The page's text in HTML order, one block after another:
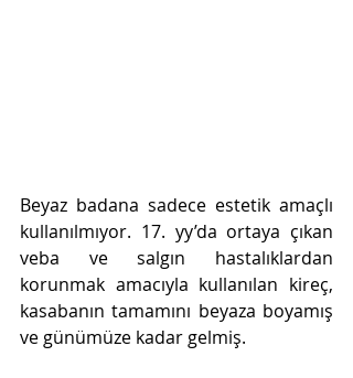
Beyaz badana sadece estetik amaçlı
kullanılmıyor. 17. yy’da ortaya çıkan
veba ve salgın hastalıklardan
korunmak amacıyla kullanılan kireç,
kasabanın tamamını beyaza boyamış
ve günümüze kadar gelmiş.